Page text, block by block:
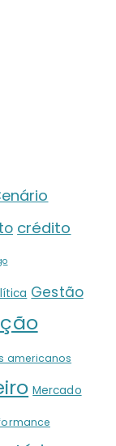
crédito
Gestão
americanos
Mercado